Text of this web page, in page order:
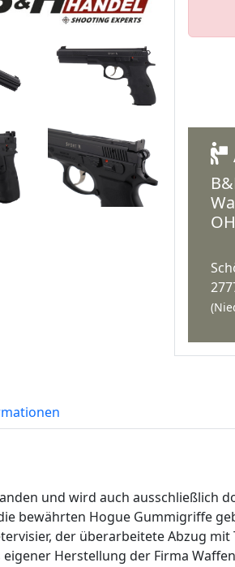
und wird auch ausschließlich
bewährten Hogue Gummigriffe
der überarbeitete Abzug
Herstellung der Firma